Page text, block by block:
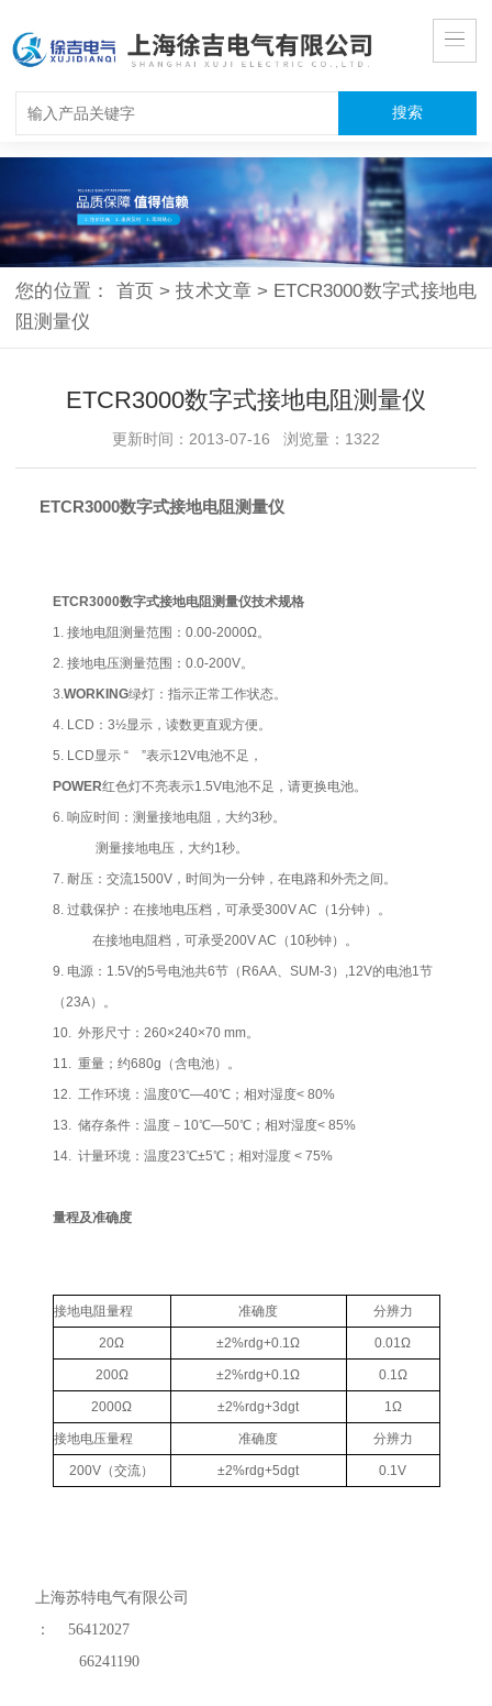
您的位置： 首页 > 技术文章 > ETCR3000数字式接地电
阻测量仪
ETCR3000数字式接地电阻测量仪
更新时间：2013-07-16 浏览量：1322
ETCR3000数字式接地电阻测量仪
ETCR3000数字式接地电阻测量仪技术规格
1. 接地电阻测量范围：0.00-2000Ω。
2. 接地电压测量范围：0.0-200V。
3. WORKING绿灯：指示正常工作状态。
4. LCD：3½显示，读数更直观方便。
5. LCD显示 “ ”表示12V电池不足，
POWER红色灯不亮表示1.5V电池不足，请更换电池。
6. 响应时间：测量接地电阻，大约3秒。
测量接地电压，大约1秒。
7. 耐压：交流1500V，时间为一分钟，在电路和外壳之间。
8. 过载保护：在接地电压档，可承受300V AC（1分钟）。
在接地电阻档，可承受200V AC（10秒钟）。
9. 电源：1.5V的5号电池共6节（R6AA、SUM-3）,12V的电池1节
（23A）。
10. 外形尺寸：260×240×70 mm。
11. 重量；约680g（含电池）。
12. 工作环境：温度0℃—40℃；相对湿度< 80%
13. 储存条件：温度－10℃—50℃；相对湿度< 85%
14. 计量环境：温度23℃±5℃；相对湿度 < 75%
量程及准确度
接地电阻量程 准确度 分辨力
20Ω ±2%rdg+0.1Ω 0.01Ω
200Ω ±2%rdg+0.1Ω 0.1Ω
2000Ω ±2%rdg+3dgt 1Ω
接地电压量程 准确度 分辨力
200V（交流） ±2%rdg+5dgt 0.1V
上海苏特电气有限公司
：
56412027
66241190